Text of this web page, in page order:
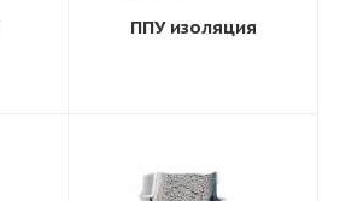
ППУ изоляция